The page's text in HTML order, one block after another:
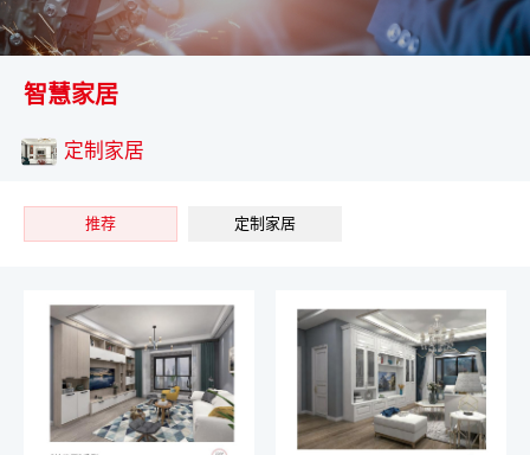
智慧家居
定制家居
推荐 定制家居